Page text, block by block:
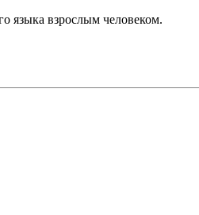
языка взрослым человеком.